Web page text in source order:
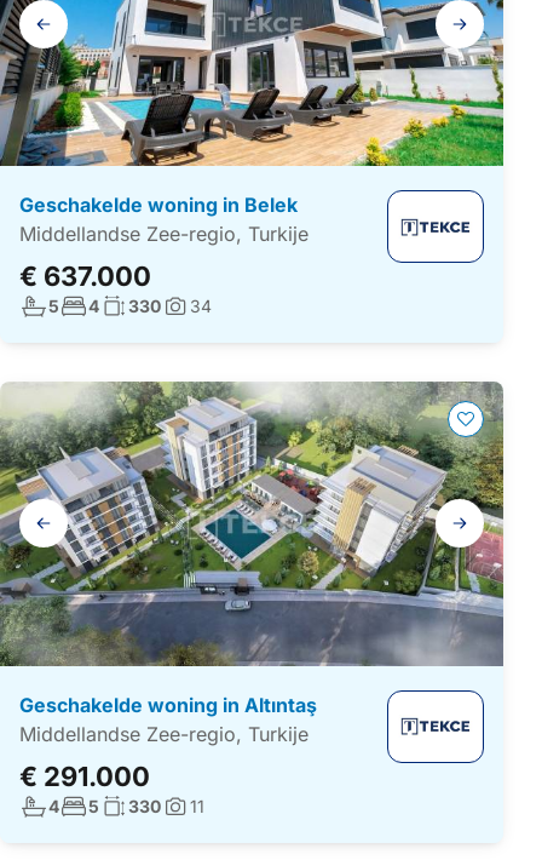
Galerij
navigatie
Geschakelde woning in Belek
Middellandse Zee-regio, Turkije
€ 637.000
Aantal badkamers:
5Aantal slaapkamers:
4Woonoppervlakte:
330Foto's:
34
Galerij
navigatie
Geschakelde woning in Altıntaş
Middellandse Zee-regio, Turkije
€ 291.000
Aantal badkamers:
4Aantal slaapkamers:
5 Woonoppervlakte:
330Foto's:
11